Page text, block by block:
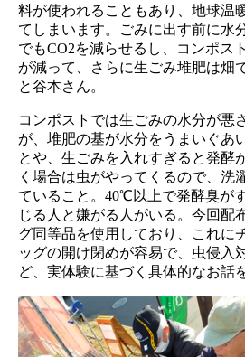
料が使われることもあり、地球温
てしまいます。ごみに出す前に水
でもCO2を減らせるし、コンポス
が減って、さらに生ごみ堆肥は畑
と谷本さん。
コンポストでは生ごみの水分が悪
が、堆肥の基が水分をうまいぐあ
とや、生ごみを入れすぎると発酵
く場合は虫がやってくるので、洗
ていること。40℃以上で発酵臭が
じる人と嫌がる人がいる。今回配
グ同等品を使用しており、これに
ッグの開け閉めが容易で、虫侵入
ど、実体験に基づく具体的なお話